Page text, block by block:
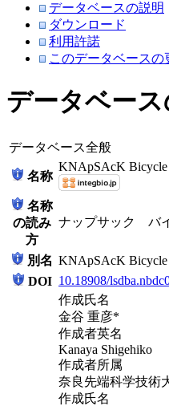
データベースの説明
ダウンロード
利用許諾
このデータベースの
データベース
データベース全般
名称
KNApSAcK Bicycle
名称
の読み
方
ナップサック バ
別名 KNApSAcK Bicycle
DOI 10.18908/
作成氏名
金谷 重彦*
作成者英名
Kanaya Shigehiko
作成者所属
奈良先端科学技術
作成氏名